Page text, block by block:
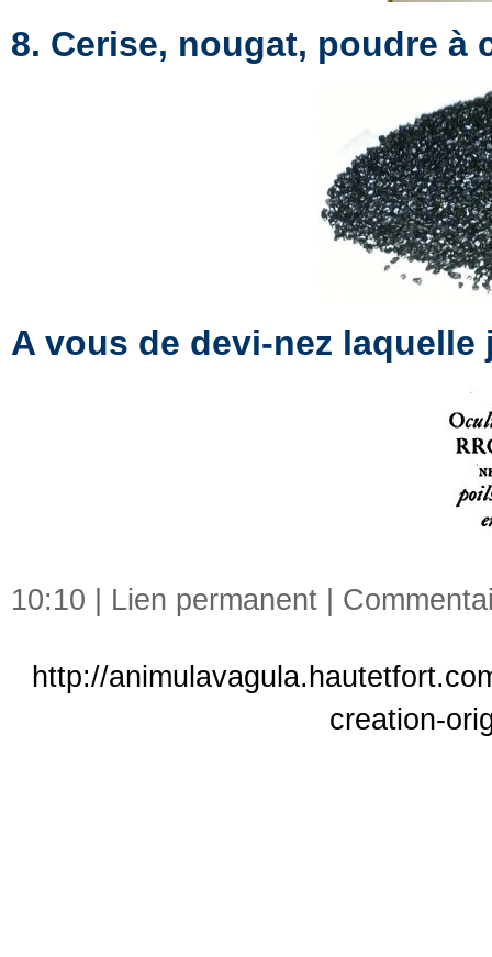
8. Cerise, nougat, poudre à
A vous de devi-nez laquelle
10:10 | Lien permanent
http://
creation-